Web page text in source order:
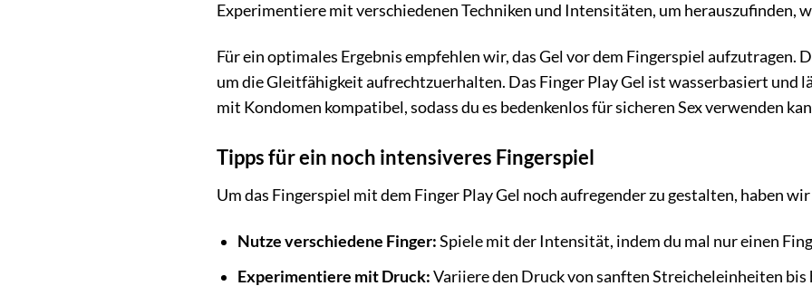
Experimentiere mit verschiedenen Techniken und Intensitäten, um herauszufinden,
Für ein optimales Ergebnis empfehlen wir, das Gel vor dem Fingerspiel aufzutragen.
um die Gleitfähigkeit aufrechtzuerhalten. Das Finger Play Gel ist wasserbasiert und
mit Kondomen kompatibel, sodass du es bedenkenlos für sicheren Sex verwenden
Tipps für ein noch intensiveres Fingerspiel
Um das Fingerspiel mit dem Finger Play Gel noch aufregender zu gestalten, haben
Nutze verschiedene Finger:Spiele mit der Intensität, indem du mal nur einen
Experimentiere mit Druck:Variiere den Druck von sanften Streicheleinheiten